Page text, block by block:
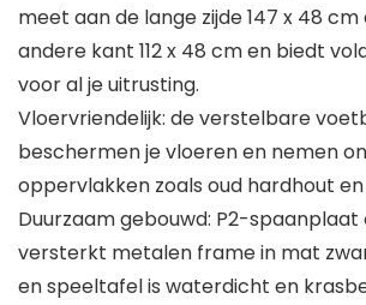
meet aan de lange zijde 147 x 48 cm
andere kant 112 x 48 cm en biedt
voor al je uitrusting.
Vloervriendelijk: de verstelbare
beschermen je vloeren en nemen
oppervlakken zoals oud hardhout
Duurzaam gebouwd: P2-spaanplaat
versterkt metalen frame in mat
en speeltafel is waterdicht en